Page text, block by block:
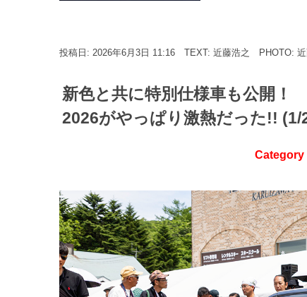
投稿日: 2026年6月3日 11:16 TEXT: 近藤浩之 PHOTO:
新色と共に特別仕様車も公開
2026がやっぱり激熱だった!! (1/
Category